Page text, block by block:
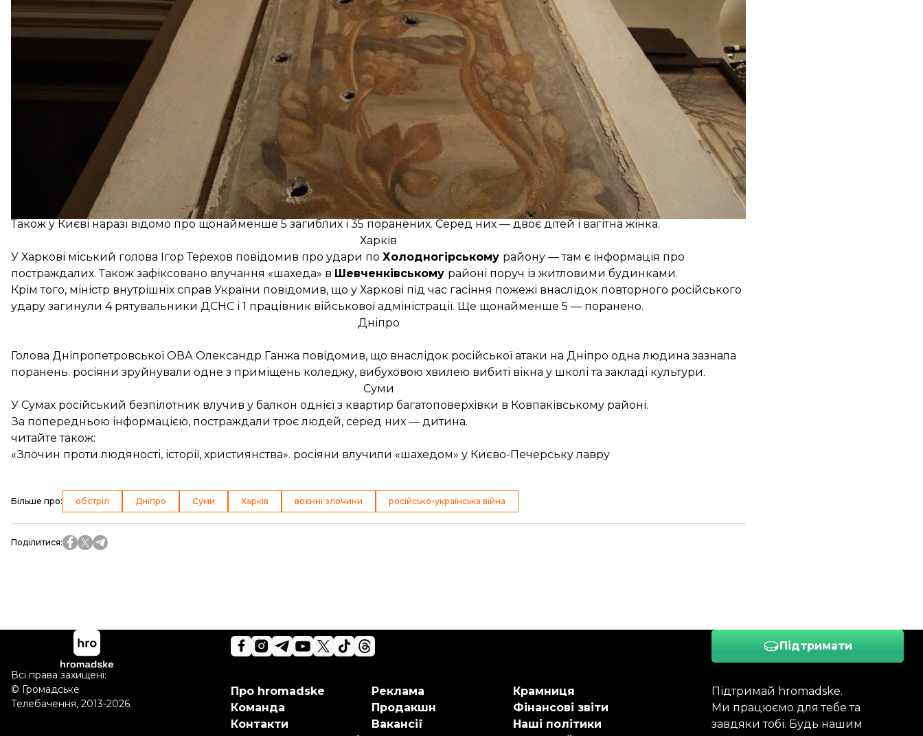
Так, у Київській області в Бучанському районі виникла пожежа складської будівлі на площі понад 1000 кв. м.
Вишгородському
районі — падіння уламків на території приватного будинку.
Фастівському Бориспільському районах сталося загоряння приватних житлових будинків і легкового автомобіля.
Броварському
районі горіли уламки на території складських приміщень.
Також у Києві наразі відомо про щонайменше 5 загиблих і 35 поранених. Серед них — двоє дітей і вагітна жінка.
Харків
У Харкові міський голова Ігор Терехов повідомив про удари по Холодногірському району — там є інформація про
постраждалих. Також зафіксовано влучання «шахеда» в Шевченківському районі поруч із житловими будинками.
Крім того, міністр внутрішніх справ України повідомив, що у Харкові під час гасіння пожежі внаслідок повторного російського
удару загинули 4 рятувальники ДСНС і 1 працівник військової адміністрації. Ще щонайменше 5 — поранено.
Дніпро
Голова Дніпропетровської ОВА Олександр Ганжа повідомив, що внаслідок російської атаки на Дніпро одна людина зазнала
поранень. росіяни зруйнували одне з приміщень коледжу, вибуховою хвилею вибиті вікна у школі та закладі культури.
Суми
У Сумах російський безпілотник влучив у балкон однієї з квартир багатоповерхівки в Ковпаківському районі.
За попередньою інформацією, постраждали троє людей, серед них — дитина.
читайте також:
«Злочин проти людяності, історії, християнства». росіяни влучили «шахедом» у Києво-Печерську лавру
Більше про: обстріл Дніпро Суми Харків воєнні злочини російсько-українська війна
Поділитися:
Підтримати
Підтримай hromadske.
Ми працюємо для тебе та
завдяки тобі. Будь нашим
Про hromadske
Команда
Контакти
Реклама
Продакшн
Вакансії
Крамниця
Фінансові звіти
Наші політики
Всі права захищені:
© Громадське
Телебачення, 2013-2026.